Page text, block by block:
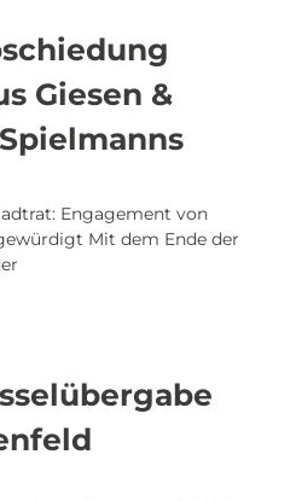
Giesen &
Engagement von
Mit dem Ende der